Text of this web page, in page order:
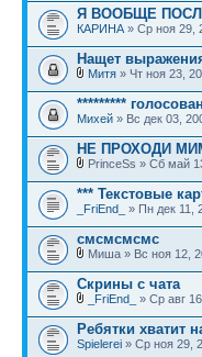
Я ВООБЩЕ
КАРИНА » Ср ноя 29,
Нащет
Митя » Чт ноя 23,
*********
Михей » Вс дек 03,
НЕ ПРОХОДИ
PrinceSs » Сб май
*** Текстовые
_FriEnd_ » Пн дек 11,
смсмсмсмс
Миша » Вс ноя 12,
Скрины с чата
_FriEnd_ » Ср авг
Ребятки хватит
Spielerei » Ср ноя 29,